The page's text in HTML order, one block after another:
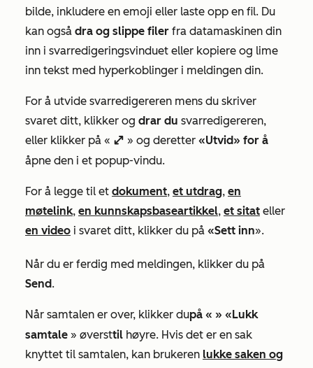
bilde, inkludere en emoji eller laste opp en fil. Du
kan også dra og slippe filer fra datamaskinen din
inn i svarredigeringsvinduet eller kopiere og lime
inn tekst med hyperkoblinger i meldingen din.
For å utvide svarredigereren mens du skriver
svaret ditt, klikker og drar du svarredigereren,
eller klikker på « enlarge » og deretter «Utvid» for å
åpne den i et popup-vindu.
For å legge til et dokument, et utdrag, en
møtelink, en kunnskapsbaseartikkel, et sitat eller
en video i svaret ditt, klikker du på «Sett inn».
Når du er ferdig med meldingen, klikker du på
Send.
Når samtalen er over, klikker dupå « » «Lukk
samtale » øversttil høyre. Hvis det er en sak
knyttet til samtalen, kan brukeren lukke saken og